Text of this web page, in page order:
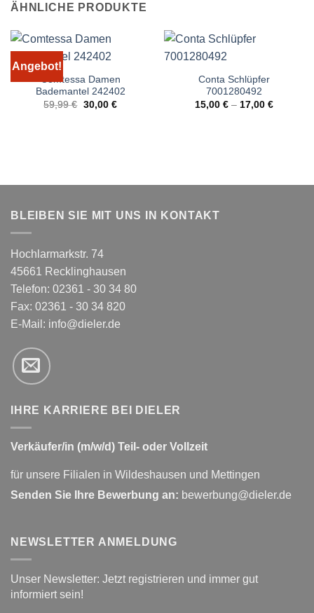
ÄHNLICHE PRODUKTE
Angebot!
Comtessa Damen
Bademantel 242402
59,99€ Ursprünglicher
Preis
30,00 €Aktueller
Conta Schlüpfer
7001280492
15,00 €– 17,00 €
BLEIBEN SIE MIT UNS IN KONTAKT
Hochlarmarkstr. 74
45661 Recklinghausen
Telefon: 02361 - 30 34 80
Fax: 02361 - 30 34 820
E-Mail: info@dieler.de
IHRE KARRIERE BEI DIELER
Verkäufer/in (m/w/d) Teil- oder Vollzeit
für unsere Filialen in Wildeshausen und Mettingen
Senden Sie Ihre Bewerbung an: bewerbung@dieler.de
NEWSLETTER ANMELDUNG
Unser Newsletter: Jetzt registrieren und immer gut
informiert sein!